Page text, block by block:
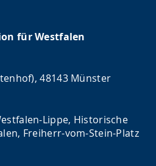
für Westfalen
48143 Münster
Lippe, Historische
Freiherr-vom-Stein-Platz